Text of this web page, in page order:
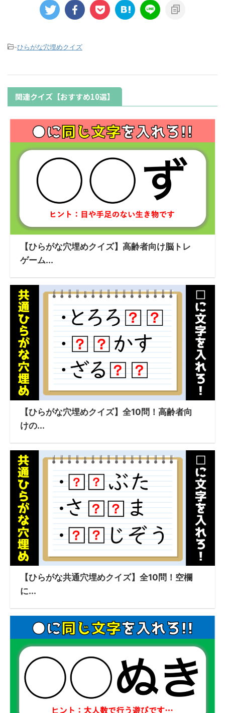
-ひらがな穴埋めクイズ
関連クイズ【おすすめ10選】
【ひらがな穴埋めクイズ】高齢者向け脳トレ
ゲーム...
【ひらがな穴埋めクイズ】全10問！高齢者向
けの...
【ひらがな共通穴埋めクイズ】全10問！空欄
に...